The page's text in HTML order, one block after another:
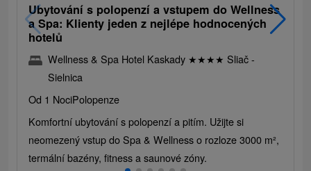
Ubytování s polopenzí a vstupem do Wellness
a Spa: Klienty jeden z nejlépe hodnocených
hotelů
Wellness & Spa Hotel Kaskady ★★★★ Sliač -
Sielnica
Od 1 NociPolopenze
Komfortní ubytování s polopenzí a pitím. Užijte si
neomezený vstup do Spa & Wellness o rozloze 3000 m²,
termální bazény, fitness a saunové zóny.